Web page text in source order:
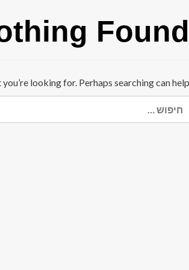
Found
looking for. Perhaps searching can help.